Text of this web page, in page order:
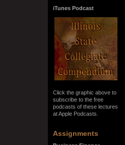
iTunes Podcast
Click the graphic above to
subscribe to the free
podcasts of these lectures
at Apple Podcasts.
Assignments